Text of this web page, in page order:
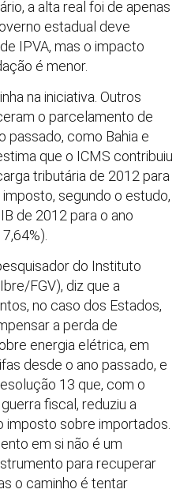
a alta real foi de apenas
estadual deve
IPVA, mas o impacto
é menor.
na iniciativa. Outros
o parcelamento de
passado, como Bahia e
que o ICMS contribuiu
tributária de 2012 para
segundo o estudo,
de 2012 para o ano
do Instituto
FGV), diz que a
no caso dos Estados,
a perda de
energia elétrica, em
desde o ano passado, e
13 que, com o
fiscal, reduziu a
imposto sobre importados.
em si não é um
para recuperar
o caminho é tentar